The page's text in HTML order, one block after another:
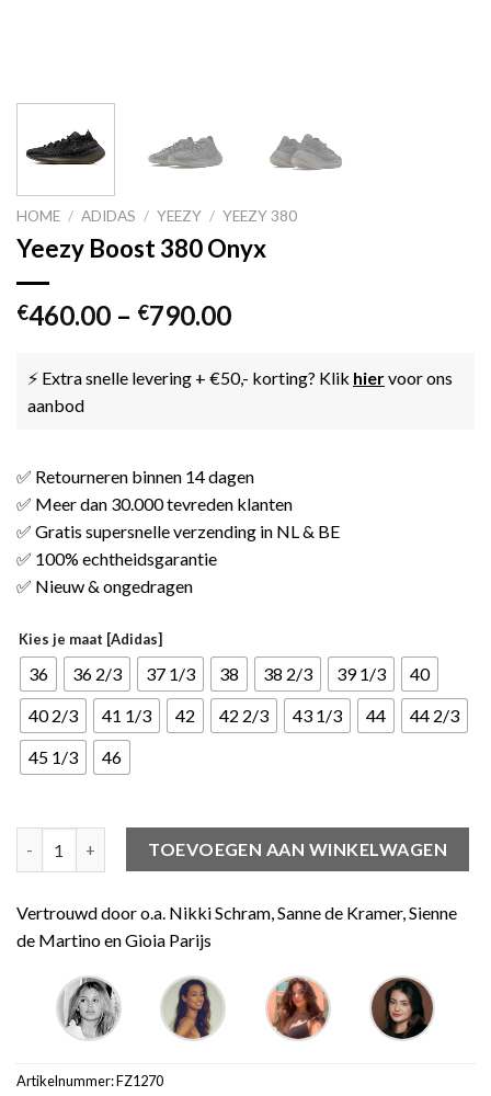
HOME / ADIDAS / YEEZY / YEEZY 380
Yeezy Boost 380 Onyx
€460.00 – €790.00
⚡ Extra snelle levering + €50,- korting? Klik hiervoor ons
aanbod
✅ Retourneren binnen 14 dagen
✅ Meer dan 30.000 tevreden klanten
✅ Gratis supersnelle verzending in NL & BE
✅ 100% echtheidsgarantie
✅ Nieuw & ongedragen
Kies je maat [Adidas]
36 36 2/3 37 1/3 38 38 2/3 39 1/3
40
40 2/3
41 1/3 42 42 2/3 43 1/3 44
44 2/3
45 1/3
46
Yeezy Boost 380 Onyx aantalTOEVOEGEN AAN WINKELWAGEN
Vertrouwd door o.a. Nikki Schram, Sanne de Kramer, Sienne
de Martino en Gioia Parijs
Artikelnummer:FZ1270